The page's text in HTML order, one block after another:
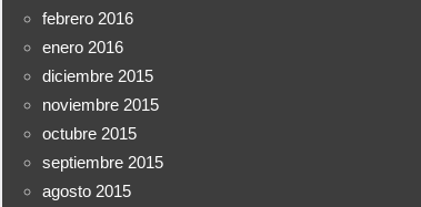
febrero 2016
enero 2016
diciembre 2015
noviembre 2015
octubre 2015
septiembre 2015
agosto 2015